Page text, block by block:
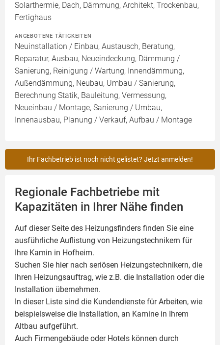
Solarthermie, Dach, Dämmung, Architekt, Trockenbau,
Fertighaus
ANGEBOTENE TÄTIGKEITEN
Neuinstallation / Einbau, Austausch, Beratung,
Reparatur, Ausbau, Neueindeckung, Dämmung /
Sanierung, Reinigung / Wartung, Innendämmung,
Außendämmung, Neubau, Umbau / Sanierung,
Berechnung Statik, Bauleitung, Vermessung,
Neueinbau / Montage, Sanierung / Umbau,
Innenausbau, Planung / Verkauf, Aufbau / Montage
Ihr Fachbetrieb ist noch nicht gelistet? Jetzt anmelden!
Regionale Fachbetriebe mit
Kapazitäten in Ihrer Nähe finden
Auf dieser Seite des Heizungsfinders finden Sie eine
ausführliche Auflistung von Heizungstechnikern für
Ihre Kamin in Hofheim.
Suchen Sie hier nach seriösen Heizungstechnikern, die
Ihren Heizungsauftrag, wie z.B. die Installation oder die
Installation übernehmen.
In dieser Liste sind die Kundendienste für Arbeiten, wie
beispielsweise die Installation, an Kamine in Ihrem
Altbau aufgeführt.
Auch Firmengebäude oder Hotels können durch